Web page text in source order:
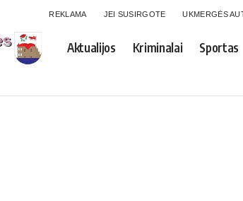
REKLAMA JEI SUSIRGOTE UKMERGĖS
Aktualijos Kriminalai Sportas